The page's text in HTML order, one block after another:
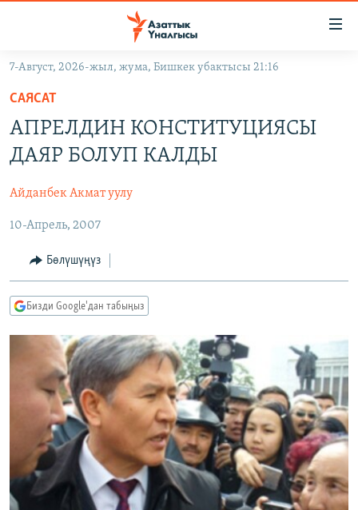
Навигацияга
өтүңүз
Издөөгө
салыңыз
ЭКОНОМИКА
МАДАНИЯТ
БОРБОР АЗИЯ
АТАЙЫН ИЛИКТӨӨ
ТВ ПРОГРАММАЛАР
БҮГҮН АЗАТТЫКТА
БИЗ ЖАНА ДҮЙНӨ
ДАНИСТЕ
ЭЖЕ-СИҢДИЛЕР
АЗАТТЫК+
ЫҢГАЙСЫЗ СУРООЛОР
ПОДКАСТ
ӨЗГӨЧӨ ПИКИР
ОНЛАЙН ШЕРИНЕ
ЭЕ/АРнун бардык сайттары
7-Август, 2026-жыл, жума, Бишкек убактысы 21:16
САЯСАТ
АПРЕЛДИН КОНСТИТУЦИЯСЫ
ДАЯР БОЛУП КАЛДЫ
Айданбек Акмат уулу
10-Апрель, 2007
Бөлүшүңүз
Бизди Google'дан табыңыз